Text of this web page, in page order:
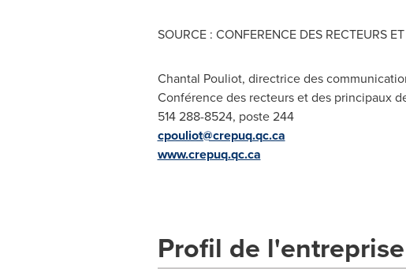
SOURCE : CONFERENCE DES RECTEURS
Chantal Pouliot, directrice des
Conférence des recteurs et des principaux
514 288-8524, poste 244
cpouliot@crepuq.qc.ca
www.crepuq.qc.ca
Profil de l'entreprise